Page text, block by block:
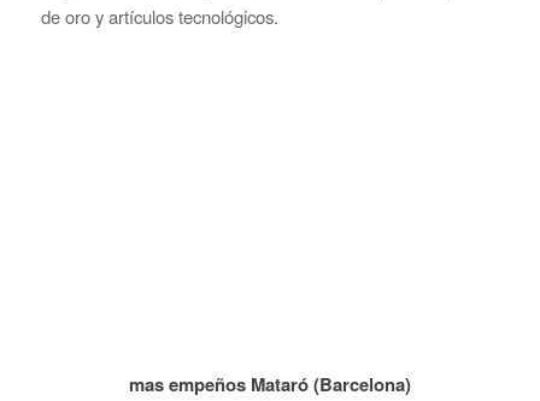
de oro y artículos tecnológicos.
mas empeños Mataró (Barcelona)